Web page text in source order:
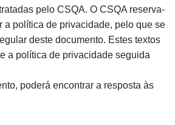
pelo CSQA. O CSQA reserva-
a política de privacidade, pelo que se
deste documento. Estes textos
a política de privacidade seguida
poderá encontrar a resposta às